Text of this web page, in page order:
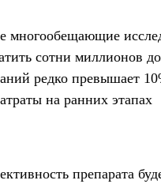
многообещающие
сотни миллионов
редко превышает
на ранних этапах
препарата